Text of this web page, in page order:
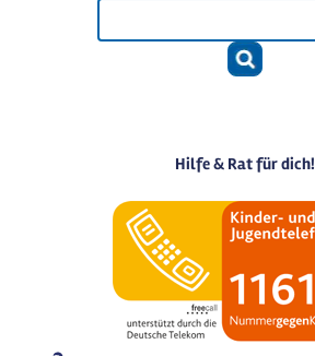
Hilfe & Rat für dich!